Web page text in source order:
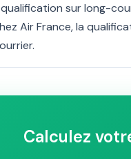
sur long-
Air France, la
Calculez